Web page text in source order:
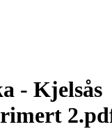
- Kjelsås